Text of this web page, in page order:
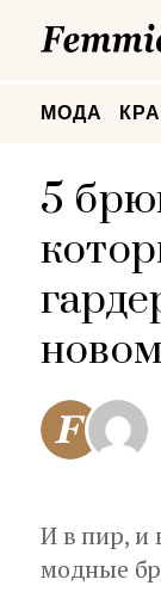
МОДА
5
И в пир, и
модные